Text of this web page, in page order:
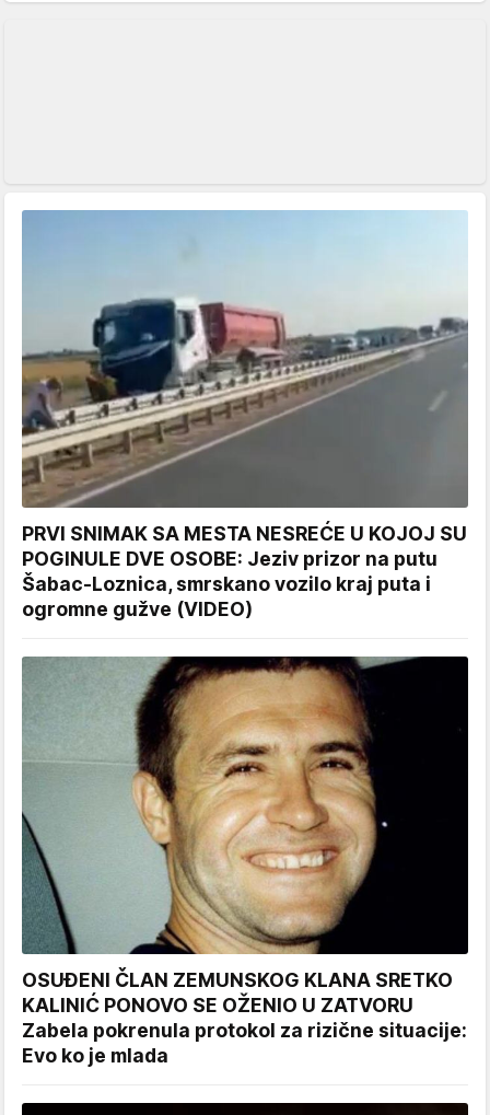
PRVI SNIMAK SA MESTA NESREĆE U KOJOJ SU
POGINULE DVE OSOBE: Jeziv prizor na putu
Šabac-Loznica, smrskano vozilo kraj puta i
ogromne gužve (VIDEO)
OSUĐENI ČLAN ZEMUNSKOG KLANA SRETKO
KALINIĆ PONOVO SE OŽENIO U ZATVORU
Zabela pokrenula protokol za rizične situacije:
Evo ko je mlada